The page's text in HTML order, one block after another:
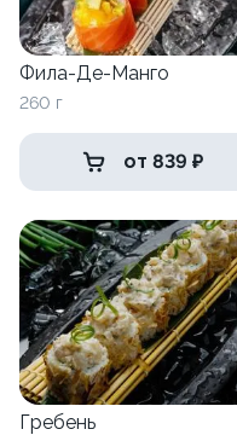
Фила-Де-Манго
260 г
от 839 ₽
Гребень